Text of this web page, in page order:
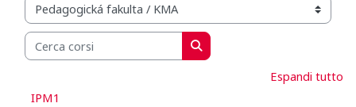
Categorie di corso
Cerca corsi
Cerca corsi
Espandi tutto
IPM1